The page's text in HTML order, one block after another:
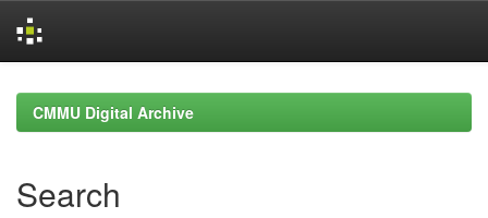
navigationCMMU Digital Archive
Search